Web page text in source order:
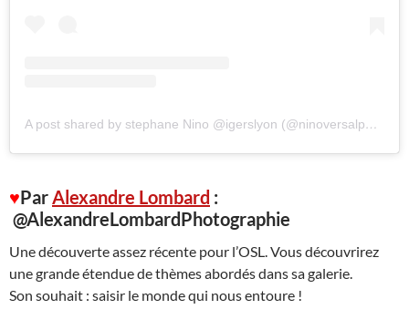
A post shared by stephane Nino @igerslyon (@ninoversalphotography)
♥Par Alexandre Lombard :
@AlexandreLombardPhotographie
Une découverte assez récente pour l’OSL. Vous découvrirez
une grande étendue de thèmes abordés dans sa galerie.
Son souhait : saisir le monde qui nous entoure !